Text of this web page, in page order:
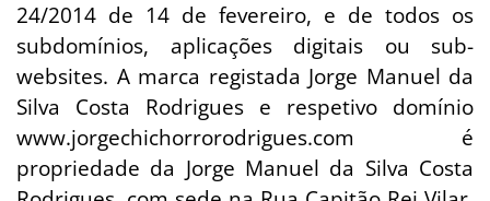
24/2014 de 14 de fevereiro, e de todos os
subdomínios, aplicações digitais ou sub-
websites. A marca registada Jorge Manuel da
Silva Costa Rodrigues e respetivo domínio
www.jorgechichorrorodrigues.com é
propriedade da Jorge Manuel da Silva Costa